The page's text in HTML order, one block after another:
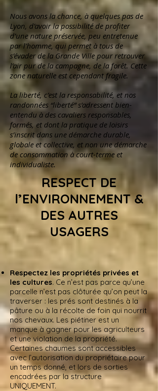
Nous avons la chance, à quelques pas de
Lyon, d’avoir la possibilité de profiter
d’une nature préservée, peu entretenue
par l’homme, qui permet à tous de
s’évader de la Grande Ville pour retrouver
l’air pur de la campagne, de la forêt. Cette
zone naturelle est cependant fragile.
La liberté, c’est la responsabilité, et nos
randonnées “liberté” s’adressent bien-
entendu à des cavaliers responsables,
formés, et dont la pratique de loisirs
s’inscrit dans une démarche durable,
globale et collective, et non une démarche
de consommation à court-terme et
individualiste.
RESPECT DE
l’ENVIRONNEMENT &
DES AUTRES
USAGERS
Respectez les propriétés privées et
les cultures. Ce n’est pas parce qu’une
parcelle n’est pas clôturée qu’on peut la
traverser : les prés sont destinés à la
pâture ou à la récolte de foin qui nourrit
nos chevaux. Les piétiner est un
manque à gagner pour les agriculteurs
et une violation de la propriété.
Certaines chaumes sont accessibles
avec l’autorisation du propriétaire pour
un temps donné, et lors de sorties
encadrées par la structure
UNIQUEMENT.